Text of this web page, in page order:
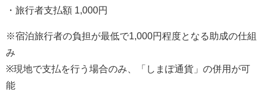
・旅行者支払額 1,000円
※宿泊旅行者の負担が最低で1,000円程度となる助成の仕組
み
※現地で支払を行う場合のみ、「しまぽ通貨」の併用が可
能